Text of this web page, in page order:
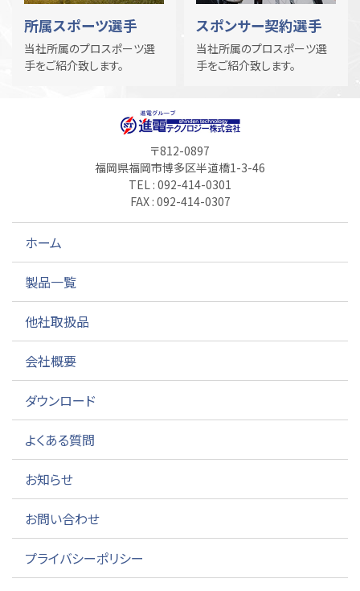
所属スポーツ選手
当社所属のプロスポーツ選
手をご紹介致します。
スポンサー契約選手
当社所属のプロスポーツ選
手をご紹介致します。
〒812-0897
福岡県福岡市博多区半道橋1-3-46
TEL : 092-414-0301
FAX : 092-414-0307
ホーム
製品一覧
他社取扱品
会社概要
ダウンロード
よくある質問
お知らせ
お問い合わせ
プライバシーポリシー